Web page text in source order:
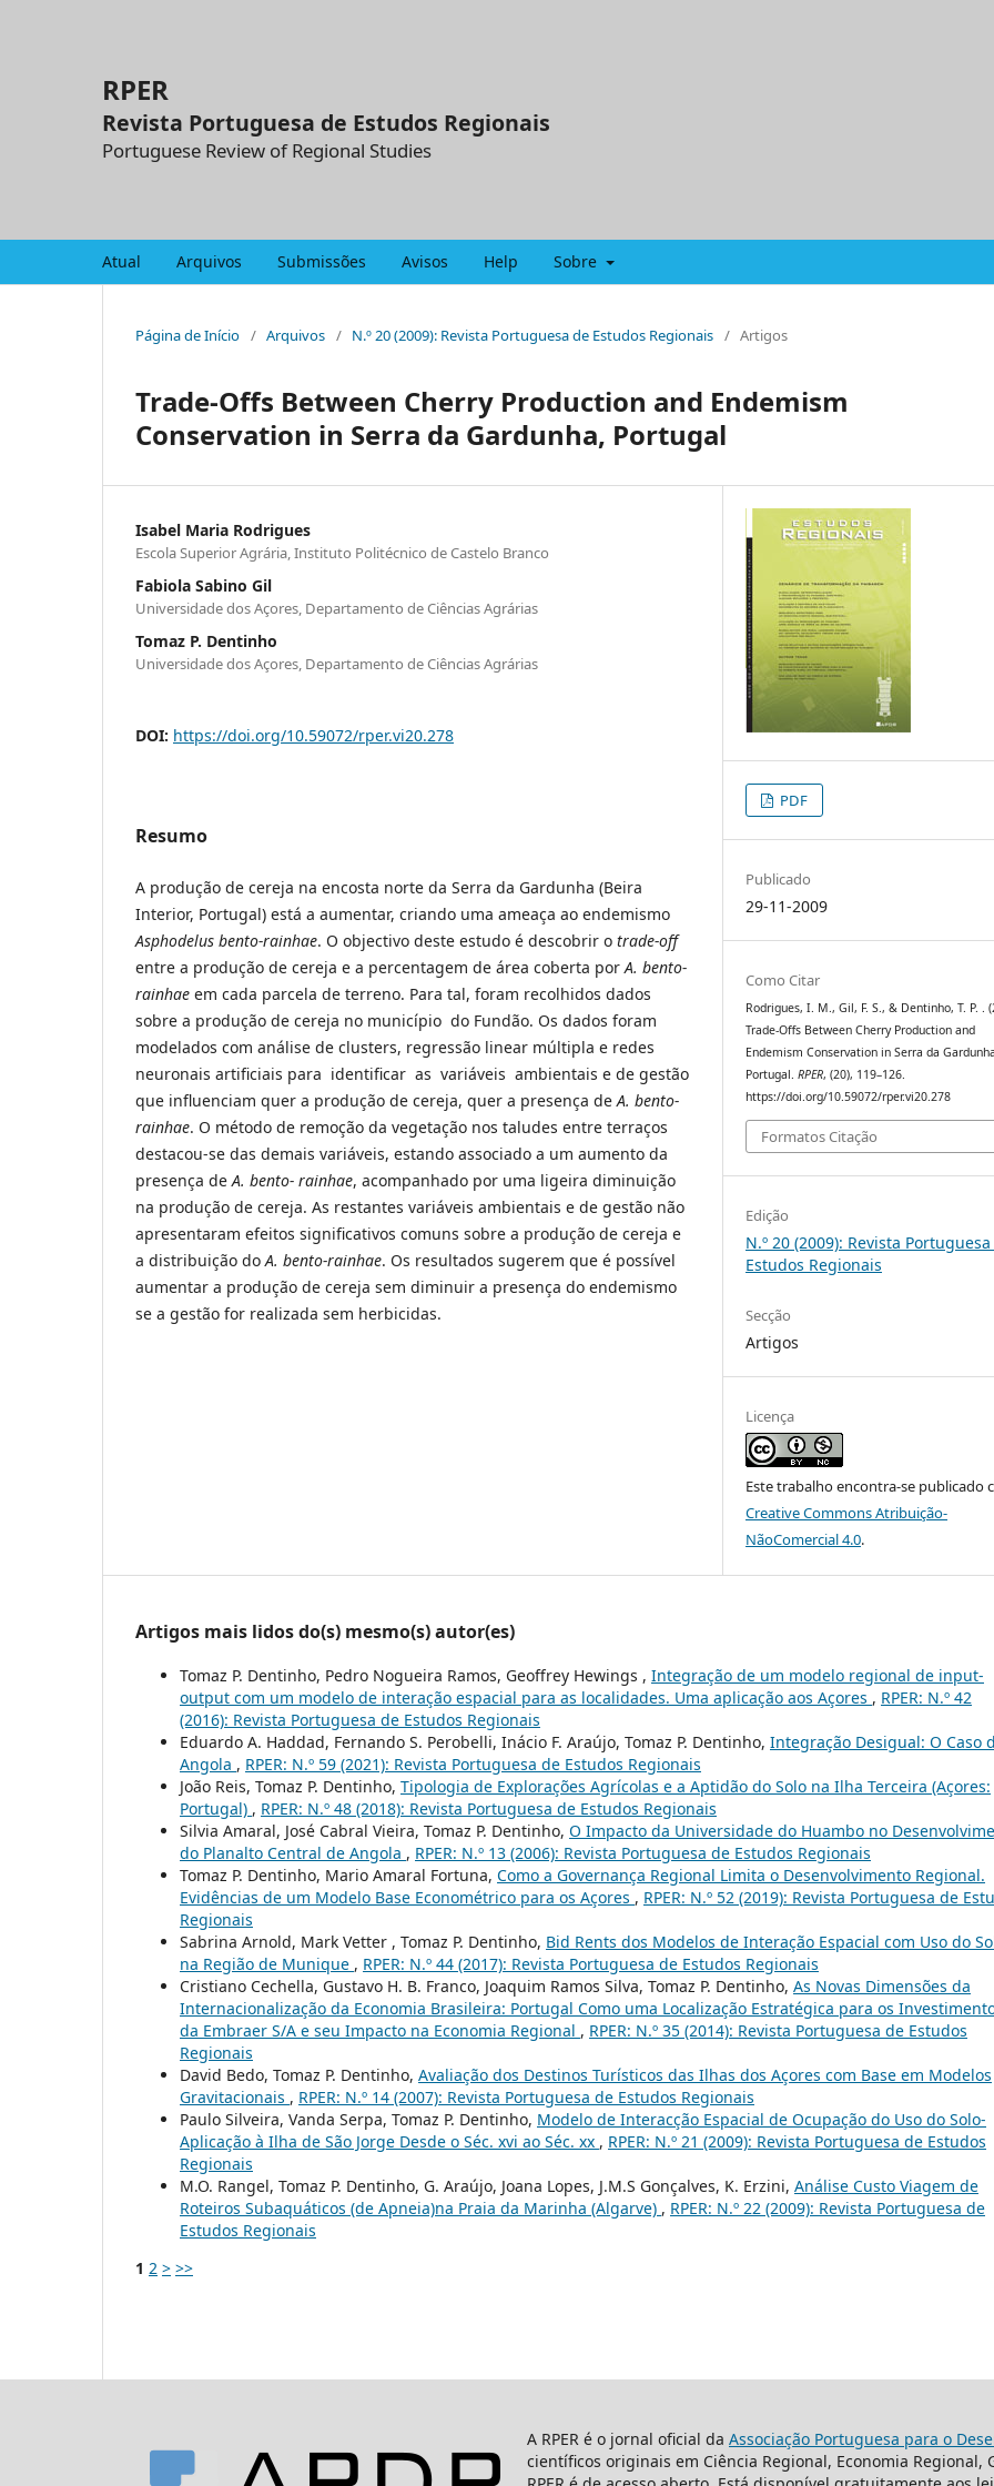
RPER
Revista Portuguesa de Estudos Regionais
Portuguese Review of Regional Studies
Atual Arquivos Submissões Avisos Help Sobre
Página de Início / Arquivos / N.º 20 (2009): Revista Portuguesa de Estudos Regionais / Artigos
Trade-Offs Between Cherry Production and Endemism
Conservation in Serra da Gardunha, Portugal
Isabel Maria Rodrigues
Escola Superior Agrária, Instituto Politécnico de Castelo Branco
Fabiola Sabino Gil
Universidade dos Açores, Departamento de Ciências Agrárias
Tomaz P. Dentinho
Universidade dos Açores, Departamento de Ciências Agrárias
DOI: https://doi.org/10.59072/rper.vi20.278
Resumo
A produção de cereja na encosta norte da Serra da Gardunha (Beira
Interior, Portugal) está a aumentar, criando uma ameaça ao endemismo
Asphodelus bento-rainhae. O objectivo deste estudo é descobrir o trade-off
entre a produção de cereja e a percentagem de área coberta porA. bento-
rainhae em cada parcela de terreno. Para tal, foram recolhidos dados
sobre a produção de cereja no município do Fundão. Os dados foram
modelados com análise de clusters, regressão linear múltipla e redes
neuronais artificiais para identificar as variáveis ambientais e de gestão
que influenciam quer a produção de cereja, quer a presença deA. bento-
rainhae. O método de remoção da vegetação nos taludes entre terraços
destacou-se das demais variáveis, estando associado a um aumento da
presença deA. bento- rainhae, acompanhado por uma ligeira diminuição
na produção de cereja. As restantes variáveis ambientais e de gestão não
apresentaram efeitos significativos comuns sobre a produção de cereja e
a distribuição doA. bento-rainhae. Os resultados sugerem que é possível
aumentar a produção de cereja sem diminuir a presença do endemismo
se a gestão for realizada sem herbicidas.
PDF
Publicado
29-11-2009
Como Citar
Rodrigues, I. M., Gil, F. S., & Dentinho, T. P. .
Trade-Offs Between Cherry Production and
Endemism Conservation in Serra da
Portugal.RPER, (20), 119–126.
https://doi.org/10.59072/rper.vi20.278
Formatos Citação
Edição
N.º 20 (2009): Revista
Estudos Regionais
Secção
Artigos
Licença
Este trabalho encontra-se publicado
Creative Commons Atribuição-
NãoComercial 4.0.
Artigos mais lidos do(s) mesmo(s) autor(es)
Tomaz P. Dentinho, Pedro Nogueira Ramos, Geoffrey Hewings , Integração de um modelo regional de input-
output com um modelo de interação espacial para as localidades. Uma aplicação aos Açores , RPER: N.º 42
(2016): Revista Portuguesa de Estudos Regionais
Eduardo A. Haddad, Fernando S. Perobelli, Inácio F. Araújo, Tomaz P. Dentinho, Integração Desigual: O Caso
Angola , RPER: N.º 59 (2021): Revista Portuguesa de Estudos Regionais
João Reis, Tomaz P. Dentinho, Tipologia de Explorações Agrícolas e a Aptidão do Solo na Ilha Terceira (Açores:
Portugal) , RPER: N.º 48 (2018): Revista Portuguesa de Estudos Regionais
Silvia Amaral, José Cabral Vieira, Tomaz P. Dentinho, O Impacto da Universidade do Huambo no
do Planalto Central de Angola , RPER: N.º 13 (2006): Revista Portuguesa de Estudos Regionais
Tomaz P. Dentinho, Mario Amaral Fortuna, Como a Governança Regional Limita o Desenvolvimento Regional.
Evidências de um Modelo Base Econométrico para os Açores , RPER: N.º 52 (2019): Revista Portuguesa de
Regionais
Sabrina Arnold, Mark Vetter , Tomaz P. Dentinho, Bid Rents dos Modelos de Interação Espacial com Uso do
na Região de Munique , RPER: N.º 44 (2017): Revista Portuguesa de Estudos Regionais
Cristiano Cechella, Gustavo H. B. Franco, Joaquim Ramos Silva, Tomaz P. Dentinho, As Novas Dimensões da
Internacionalização da Economia Brasileira: Portugal Como uma Localização Estratégica para os
da Embraer S/A e seu Impacto na Economia Regional , RPER: N.º 35 (2014): Revista Portuguesa de Estudos
Regionais
David Bedo, Tomaz P. Dentinho, Avaliação dos Destinos Turísticos das Ilhas dos Açores com Base em Modelos
Gravitacionais , RPER: N.º 14 (2007): Revista Portuguesa de Estudos Regionais
Paulo Silveira, Vanda Serpa, Tomaz P. Dentinho, Modelo de Interacção Espacial de Ocupação do Uso do Solo-
Aplicação à Ilha de São Jorge Desde o Séc. xvi ao Séc. xx , RPER: N.º 21 (2009): Revista Portuguesa de Estudos
Regionais
M.O. Rangel, Tomaz P. Dentinho, G. Araújo, Joana Lopes, J.M.S Gonçalves, K. Erzini, Análise Custo Viagem de
Roteiros Subaquáticos (de Apneia)na Praia da Marinha (Algarve) , RPER: N.º 22 (2009): Revista Portuguesa de
Estudos Regionais
1 2 > >>
A RPER é o jornal oficial da Associação Portuguesa para o
científicos originais em Ciência Regional, Economia Regional,